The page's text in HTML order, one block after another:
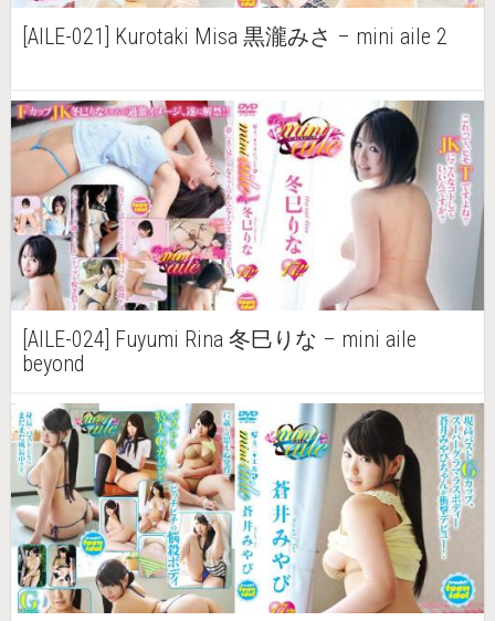
[AILE-021] Kurotaki Misa 黒瀧みさ – mini aile 2
[AILE-024] Fuyumi Rina 冬巳りな – mini aile
beyond